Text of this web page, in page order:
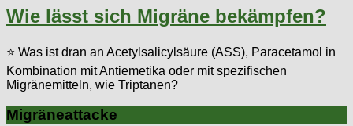
Wie lässt sich Migräne bekämpfen?
⭐ Was ist dran an Acetylsalicylsäure (ASS), Paracetamol in
Kombination mit Antiemetika oder mit spezifischen
Migränemitteln, wie Triptanen?
Migräneattacke